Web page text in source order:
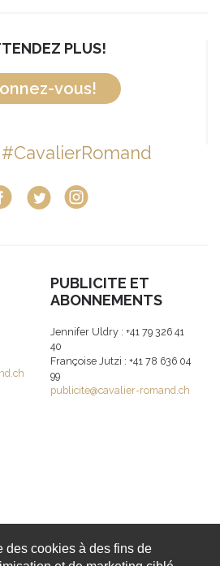
PLUS!
vous!
#CavalierRomand
PUBLICITE ET
ABONNEMENTS
Jennifer Uldry : +41 79 326 41
40
Françoise Jutzi : +41 78 636 04
99
publicite@cavalier-romand.ch
des cookies à des fins de